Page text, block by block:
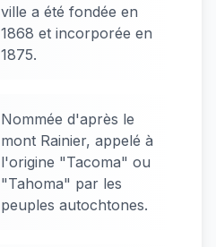
ville a été fondée en
1868 et incorporée en
1875.
Nommée d'après le
mont Rainier, appelé à
l'origine "Tacoma" ou
"Tahoma" par les
peuples autochtones.